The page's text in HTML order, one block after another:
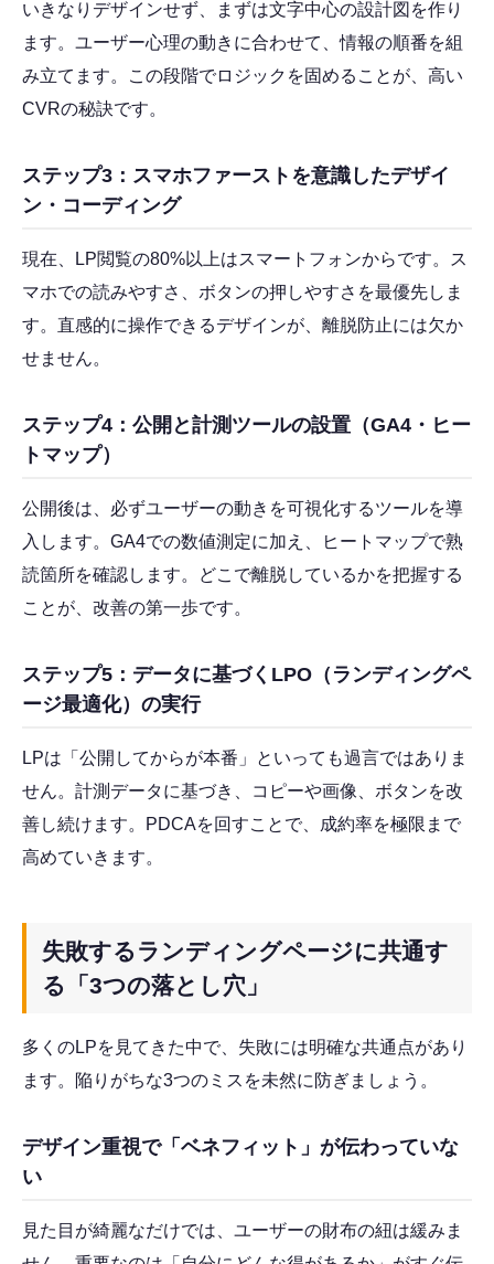
いきなりデザインせず、まずは文字中心の設計図を作り
ます。ユーザー心理の動きに合わせて、情報の順番を組
み立てます。この段階でロジックを固めることが、高い
CVRの秘訣です。
ステップ3：スマホファーストを意識したデザイ
ン・コーディング
現在、LP閲覧の80%以上はスマートフォンからです。ス
マホでの読みやすさ、ボタンの押しやすさを最優先しま
す。直感的に操作できるデザインが、離脱防止には欠か
せません。
ステップ4：公開と計測ツールの設置（GA4・ヒー
トマップ）
公開後は、必ずユーザーの動きを可視化するツールを導
入します。GA4での数値測定に加え、ヒートマップで熟
読箇所を確認します。どこで離脱しているかを把握する
ことが、改善の第一歩です。
ステップ5：データに基づくLPO（ランディングペ
ージ最適化）の実行
LPは「公開してからが本番」といっても過言ではありま
せん。計測データに基づき、コピーや画像、ボタンを改
善し続けます。PDCAを回すことで、成約率を極限まで
高めていきます。
失敗するランディングページに共通す
る「3つの落とし穴」
多くのLPを見てきた中で、失敗には明確な共通点があり
ます。陥りがちな3つのミスを未然に防ぎましょう。
デザイン重視で「ベネフィット」が伝わっていな
い
見た目が綺麗なだけでは、ユーザーの財布の紐は緩みま